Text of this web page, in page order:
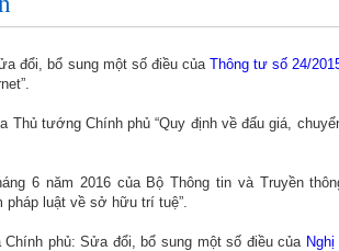
đổi, bổ sung một số điều củaThông tư số 24/
Thủ tướng Chính phủ “Quy định về đấu giá,
6 năm 2016 của Bộ Thông tin và Truyền
pháp luật về sở hữu trí tuệ”.
Chính phủ: Sửa đổi, bổ sung một số điều của